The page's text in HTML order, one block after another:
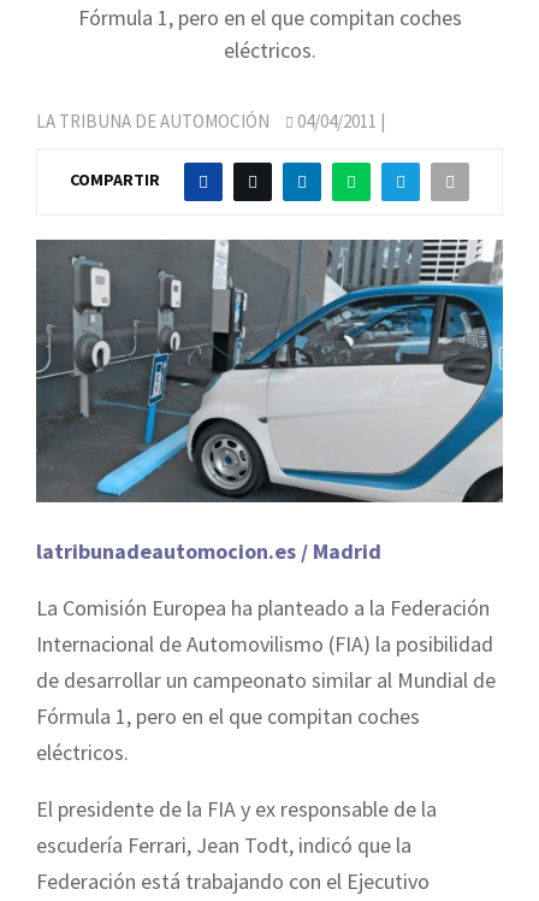
Fórmula 1, pero en el que compitan coches
eléctricos.
LA TRIBUNA DE AUTOMOCIÓN 04/04/2011 |
COMPARTIR
latribunadeautomocion.es / Madrid
La Comisión Europea ha planteado a la Federación
Internacional de Automovilismo (FIA) la posibilidad
de desarrollar un campeonato similar al Mundial de
Fórmula 1, pero en el que compitan coches
eléctricos.
El presidente de la FIA y ex responsable de la
escudería Ferrari, Jean Todt, indicó que la
Federación está trabajando con el Ejecutivo